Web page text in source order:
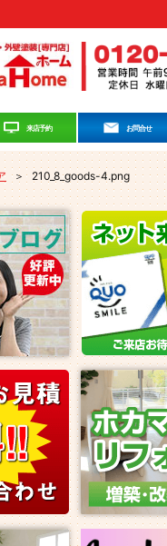
来店予約 お問合せ
＞ 210_8_goods-4.png